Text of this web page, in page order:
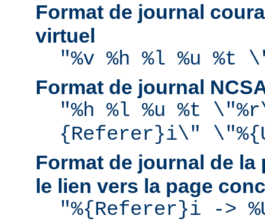
Format de journal
virtuel
"%v %h %l %u %t
Format de journal
"%h %l %u %t
{Referer}i\"
Format de journal de
le lien vers la page
"%{Referer}i ->